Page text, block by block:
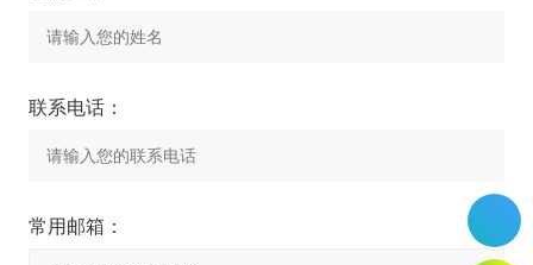
联系电话：
常用邮箱：